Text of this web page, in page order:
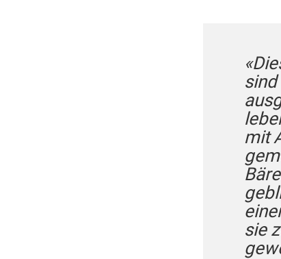
mit
sie